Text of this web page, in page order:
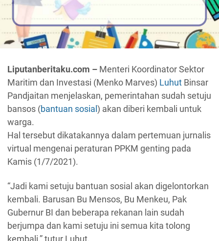
Liputanberitaku.com – Menteri Koordinator Sektor
Maritim dan Investasi (Menko Marves) Luhut Binsar
Pandjaitan menjelaskan, pemerintahan sudah setuju
bansos (bantuan sosial ) akan diberi kembali untuk
warga.
Hal tersebut dikatakannya dalam pertemuan jurnalis
virtual mengenai peraturan PPKM genting pada
Kamis (1/7/2021).
“Jadi kami setuju bantuan sosial akan digelontorkan
kembali. Barusan Bu Mensos, Bu Menkeu, Pak
Gubernur BI dan beberapa rekanan lain sudah
berjumpa dan kami setuju ini semua kita tolong
kembali,” tutur Luhut.